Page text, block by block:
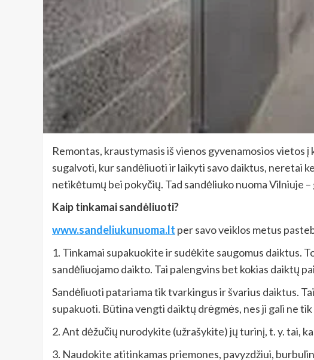
Remontas, kraustymasis iš vienos gyvenamosios vietos
sugalvoti, kur sandėliuoti ir laikyti savo daiktus, neretai
netikėtumų bei pokyčių. Tad sandėliuko nuoma Vilniuje
Kaip tinkamai sandėliuoti?
www.sandeliukunuoma.lt per savo veiklos metus
1. Tinkamai supakuokite ir sudėkite saugomus daiktus.
sandėliuojamo daikto. Tai palengvins bet kokias daiktų
Sandėliuoti patariama tik tvarkingus ir švarius daiktus.
supakuoti. Būtina vengti daiktų drėgmės, nes ji gali ne
2. Ant dėžučių nurodykite (užrašykite) jų turinį, t. y. tai,
3. Naudokite atitinkamas priemones, pavyzdžiui,